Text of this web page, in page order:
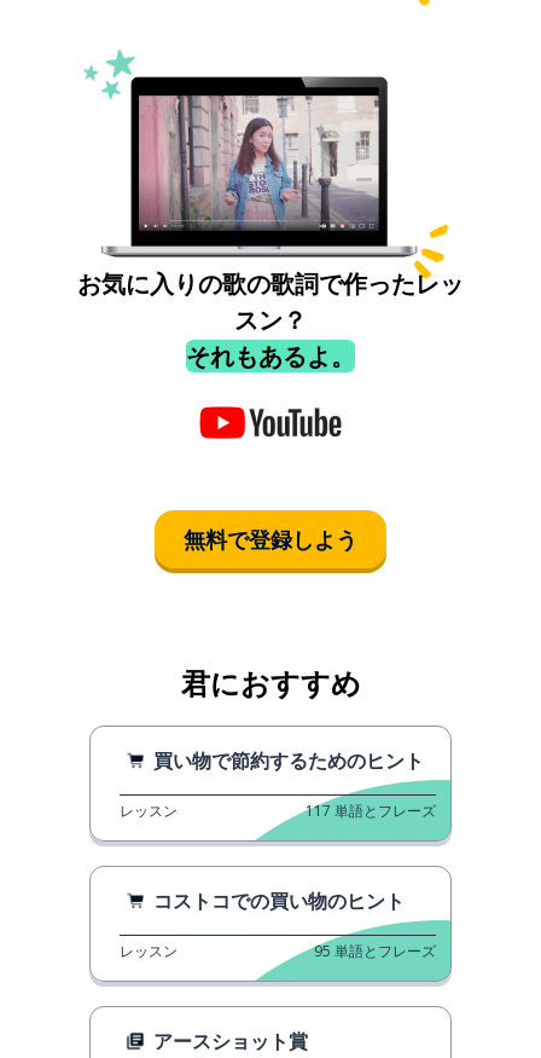
お気に入りの歌の歌詞で作ったレッ
スン？
それもあるよ。
無料で登録しよう
君におすすめ
買い物で節約するためのヒント
レッスン 117 単語とフレーズ
コストコでの買い物のヒント
レッスン 95 単語とフレーズ
アースショット賞